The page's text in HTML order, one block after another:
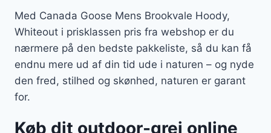
Med Canada Goose Mens Brookvale Hoody,
Whiteout i prisklassen pris fra webshop er du
nærmere på den bedste pakkeliste, så du kan få
endnu mere ud af din tid ude i naturen – og nyde
den fred, stilhed og skønhed, naturen er garant
for.
Køb dit outdoor-grej online